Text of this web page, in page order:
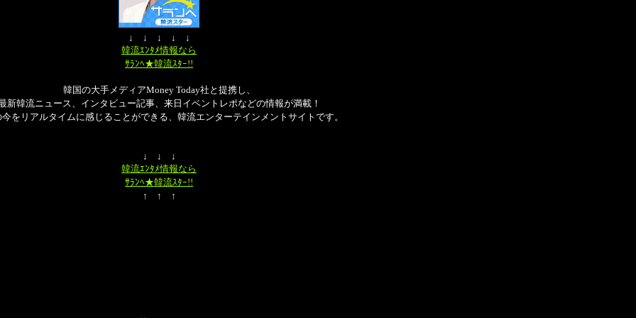
↓ ↓ ↓ ↓ ↓
韓流ｴﾝﾀﾒ情報なら
ｻﾗﾝﾍ★韓流ｽﾀｰ!!
韓国の大手メディアMoney Today社と提携し、
新韓流ニュース、インタビュー記事、来日イベントレポなどの情報が満載！
をリアルタイムに感じることができる、韓流エンターテインメントサイトです。
↓ ↓ ↓
韓流ｴﾝﾀﾒ情報なら
ｻﾗﾝﾍ★韓流ｽﾀｰ!!
↑ ↑ ↑